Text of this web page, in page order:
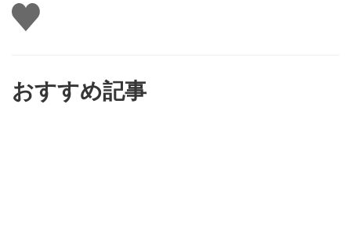
い
い
おすすめ記事